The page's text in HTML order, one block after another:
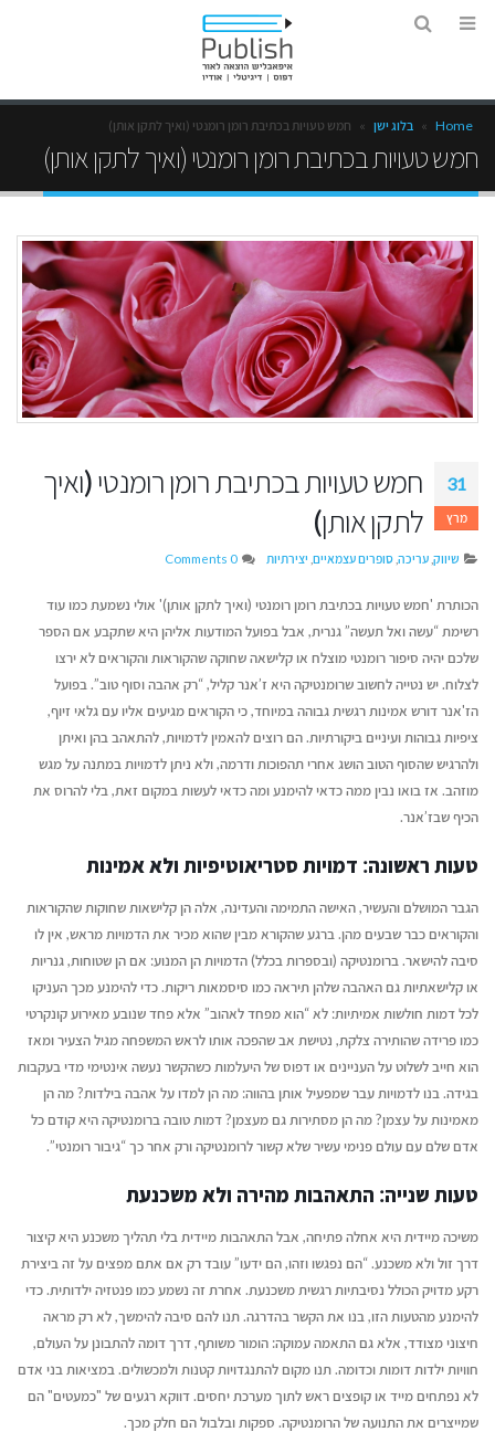
Home
» בלוג ישן » חמש טעויות בכתיבת רומן רומנטי (ואיך לתקן אותן)
חמש טעויות בכתיבת רומן רומנטי (ואיך לתקן אותן)
31
מרץ
חמש טעויות בכתיבת רומן רומנטי (ואיך
לתקן אותן)
שיווק, עריכה, סופרים עצמאיים, יצירתיות 0 Comments
הכותרת 'חמש טעויות בכתיבת רומן רומנטי (ואיך לתקן אותן)' אולי נשמעת כמו עוד
רשימת “עשה ואל תעשה” גנרית, אבל בפועל המודעות אליהן היא שתקבע אם הספר
שלכם יהיה סיפור רומנטי מוצלח או קלישאה שחוקה שהקוראות והקוראים לא ירצו
לצלוח. יש נטייה לחשוב שרומנטיקה היא ז’אנר קליל, “רק אהבה וסוף טוב”. בפועל
הז'אנר דורש אמינות רגשית גבוהה במיוחד, כי הקוראים מגיעים אליו עם גלאי זיוף,
ציפיות גבוהות ועיניים ביקורתיות. הם רוצים להאמין לדמויות, להתאהב בהן ואיתן
ולהרגיש שהסוף הטוב הושג אחרי תהפוכות ודרמה, ולא ניתן לדמויות במתנה על מגש
מוזהב. אז בואו נבין ממה כדאי להימנע ומה כדאי לעשות במקום זאת, בלי להרוס את
הכיף שבז’אנר.
טעות ראשונה: דמויות סטריאוטיפיות ולא אמינות
הגבר המושלם והעשיר, האישה התמימה והעדינה, אלה הן קלישאות שחוקות שהקוראות
והקוראים כבר שבעים מהן. ברגע שהקורא מבין שהוא מכיר את הדמויות מראש, אין לו
סיבה להישאר. ברומנטיקה (ובספרות בכלל) הדמויות הן המנוע: אם הן שטוחות, גנריות
או קלישאתיות גם האהבה שלהן תיראה כמו סיסמאות ריקות. כדי להימנע מכך העניקו
לכל דמות חולשות אמיתיות: לא “הוא מפחד לאהוב” אלא פחד שנובע מאירוע קונקרטי
כמו פרידה שהותירה צלקת, נטישת אב שהפכה אותו לראש המשפחה מגיל הצעיר ומאז
הוא חייב לשלוט על העניינים או דפוס של היעלמות כשהקשר נעשה אינטימי מדי בעקבות
בגידה. בנו לדמויות עבר שמפעיל אותן בהווה: מה הן למדו על אהבה בילדות? מה הן
מאמינות על עצמן? מה הן מסתירות גם מעצמן? דמות טובה ברומנטיקה היא קודם כל
אדם שלם עם עולם פנימי עשיר שלא קשור לרומנטיקה ורק אחר כך “גיבור רומנטי”.
טעות שנייה: התאהבות מהירה ולא משכנעת
משיכה מיידית היא אחלה פתיחה, אבל התאהבות מיידית בלי תהליך משכנע היא קיצור
דרך זול ולא משכנע. “הם נפגשו וזהו, הם ידעו” עובד רק אם אתם מפצים על זה ביצירת
רקע מדויק הכולל נסיבתיות רגשית משכנעת. אחרת זה נשמע כמו פנטזיה ילדותית. כדי
להימנע מהטעות הזו, בנו את הקשר בהדרגה. תנו להם סיבה להימשך, לא רק מראה
חיצוני מצודד, אלא גם התאמה עמוקה: הומור משותף, דרך דומה להתבונן על העולם,
חוויות ילדות דומות וכדומה. תנו מקום להתנגדויות קטנות ולמכשולים. במציאות בני אדם
לא נפתחים מייד או קופצים ראש לתוך מערכת יחסים. דווקא רגעים של "כמעטים" הם
שמייצרים את התנועה של הרומנטיקה. ספקות ובלבול הם חלק מכך.
איך לשמור על קול אותנטי
יוני 16, 2026
איך לשווק את הספר שלכם בעידן
ה-AI
ריאיון עם בועז דרורי, מחבר
יוני 16, 2026
דן טימור על הספר
יולי 14, 2026
מעבר לדפים – איך
ההוצאה לאור של
איך עידן הבינוניות
יולי 12, 2026